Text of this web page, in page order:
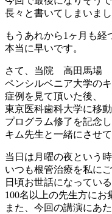
長々と書いてしまいまし
もうあれから1ヶ月も経
本当に早いです。
さて、当院 高田馬場
ペンシルベニア大学の
症例を見て頂いた後、
東京医科歯科大学に移
プログラム修了を記念
キム先生と一緒にさせて
当日は月曜の夜という
いつも根管治療を私に
日頃お世話になってい
100名以上の先生方にお
また、今回の講演にあた